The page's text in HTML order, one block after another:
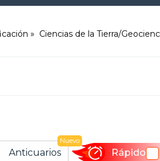
Ciencias de la Tierra/
Anticuarios
Nuevo
Rápido